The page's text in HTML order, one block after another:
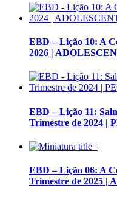
EBD – Lição 10: A
2026 |
EBD – Lição 11:
Trimestre de 2024 |
EBD – Lição 06: A
Trimestre de 2025 |